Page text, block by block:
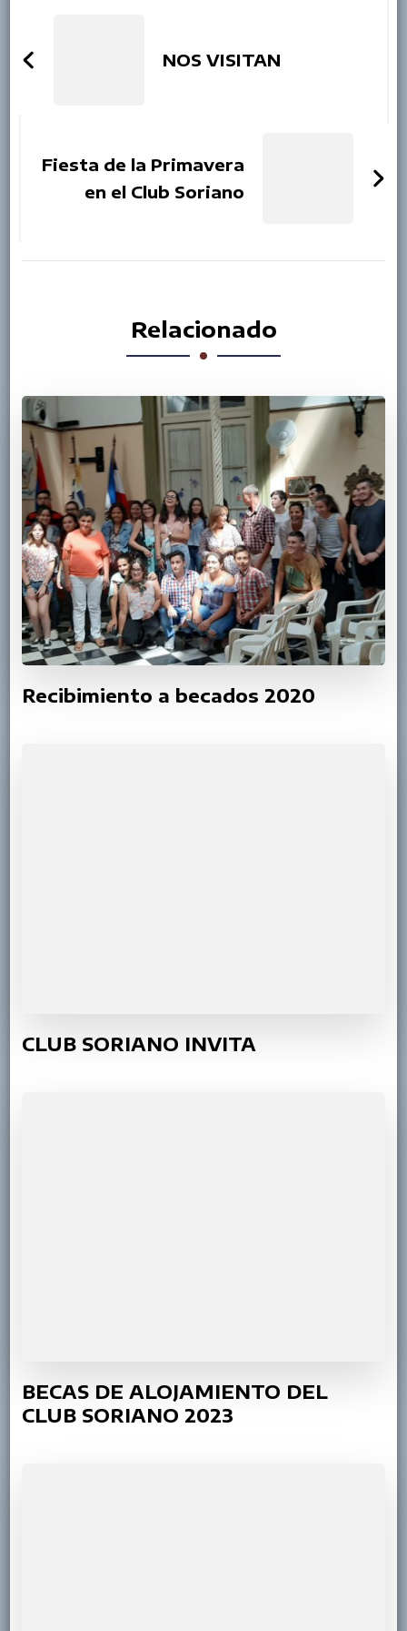
NOS VISITAN
Fiesta de la Primavera
en el Club Soriano
Relacionado
Recibimiento a becados 2020
CLUB SORIANO INVITA
BECAS DE ALOJAMIENTO DEL
CLUB SORIANO 2023